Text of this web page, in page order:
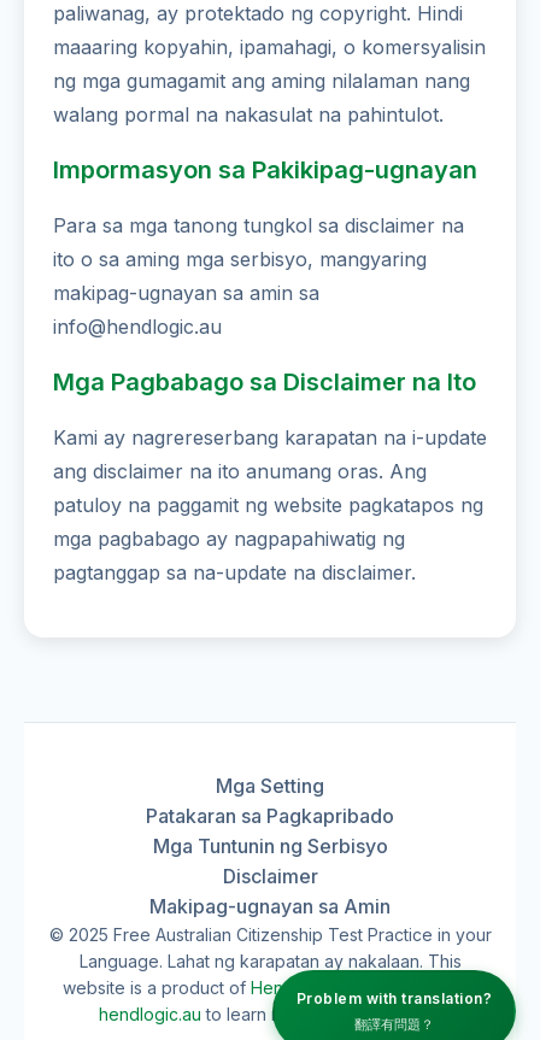
paliwanag, ay protektado ng copyright. Hindi
maaaring kopyahin, ipamahagi, o komersyalisin
ng mga gumagamit ang aming nilalaman nang
walang pormal na nakasulat na pahintulot.
Impormasyon sa Pakikipag-ugnayan
Para sa mga tanong tungkol sa disclaimer na
ito o sa aming mga serbisyo, mangyaring
makipag-ugnayan sa amin sa
info@hendlogic.au
Mga Pagbabago sa Disclaimer na Ito
Kami ay nagrereserbang karapatan na i-update
ang disclaimer na ito anumang oras. Ang
patuloy na paggamit ng website pagkatapos ng
mga pagbabago ay nagpapahiwatig ng
pagtanggap sa na-update na disclaimer.
Mga Setting
Patakaran sa Pagkapribado
Mga Tuntunin ng Serbisyo
Disclaimer
Makipag-ugnayan sa Amin
© 2025 Free Australian Citizenship Test Practice in your
Language. Lahat ng karapatan ay nakalaan. This
website is a product of HendLogic
hendlogic.au to learn more about our work.
Problem with translation?
翻譯有問題？